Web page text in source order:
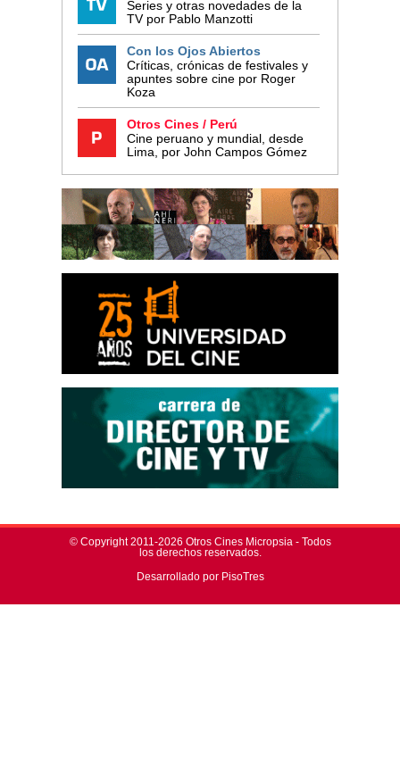
Series y otras novedades de la
TV por Pablo Manzotti
Con los Ojos Abiertos
Críticas, crónicas de festivales y
apuntes sobre cine por Roger
Koza
Otros Cines / Perú
Cine peruano y mundial, desde
Lima, por John Campos Gómez
© Copyright 2011-2026 Otros Cines Micropsia - Todos
los derechos reservados.
Desarrollado por PisoTres